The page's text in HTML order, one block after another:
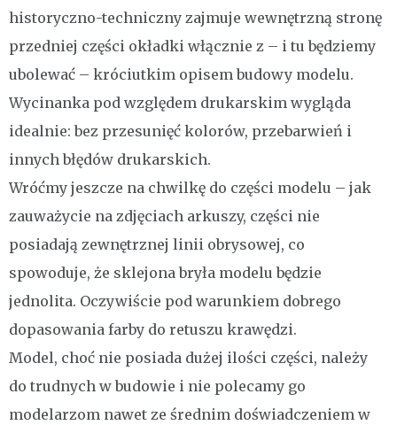
historyczno-techniczny zajmuje wewnętrzną stronę
przedniej części okładki włącznie z – i tu będziemy
ubolewać – króciutkim opisem budowy modelu.
Wycinanka pod względem drukarskim wygląda
idealnie: bez przesunięć kolorów, przebarwień i
innych błędów drukarskich.
Wróćmy jeszcze na chwilkę do części modelu – jak
zauważycie na zdjęciach arkuszy, części nie
posiadają zewnętrznej linii obrysowej, co
spowoduje, że sklejona bryła modelu będzie
jednolita. Oczywiście pod warunkiem dobrego
dopasowania farby do retuszu krawędzi.
Model, choć nie posiada dużej ilości części, należy
do trudnych w budowie i nie polecamy go
modelarzom nawet ze średnim doświadczeniem w